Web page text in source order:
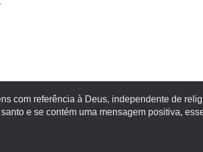
com referência à Deus, independente de
e se contém uma mensagem positiva,